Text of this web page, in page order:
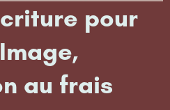
pour
au frais